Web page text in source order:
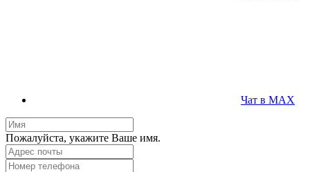
Чат в MAX
Пожалуйста, укажите Ваше имя.